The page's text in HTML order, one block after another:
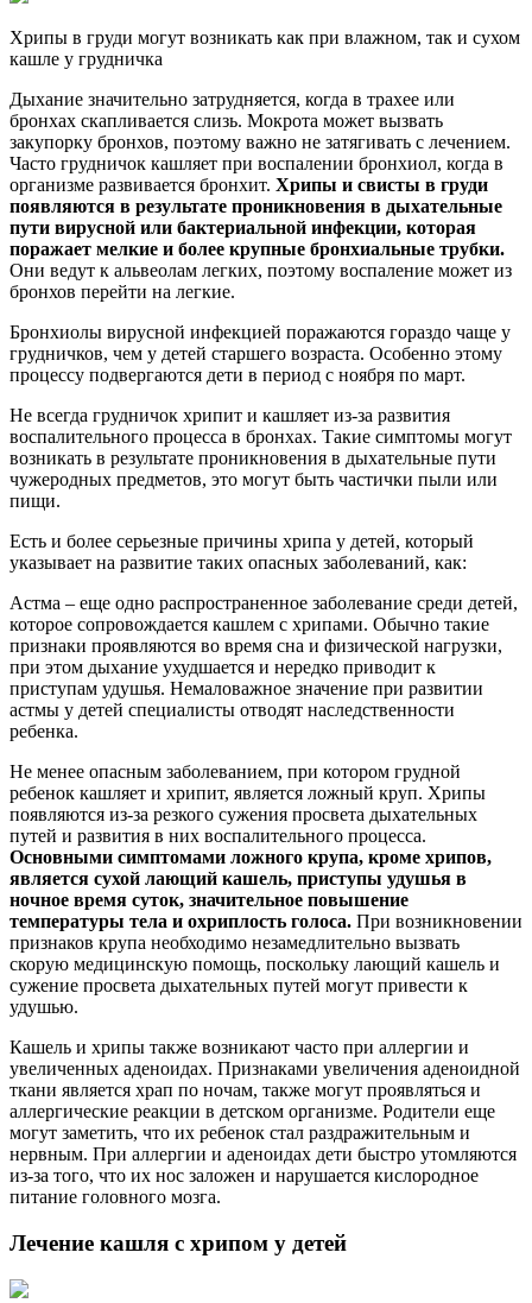
Хрипы в груди могут возникать как при влажном, так и сухом
кашле у грудничка
Дыхание значительно затрудняется, когда в трахее или
бронхах скапливается слизь. Мокрота может вызвать
закупорку бронхов, поэтому важно не затягивать с лечением.
Часто грудничок кашляет при воспалении бронхиол, когда в
организме развивается бронхит. Хрипы и свисты в груди
появляются в результате проникновения в дыхательные
пути вирусной или бактериальной инфекции, которая
поражает мелкие и более крупные бронхиальные трубки.
Они ведут к альвеолам легких, поэтому воспаление может из
бронхов перейти на легкие.
Бронхиолы вирусной инфекцией поражаются гораздо чаще у
грудничков, чем у детей старшего возраста. Особенно этому
процессу подвергаются дети в период с ноября по март.
Не всегда грудничок хрипит и кашляет из-за развития
воспалительного процесса в бронхах. Такие симптомы могут
возникать в результате проникновения в дыхательные пути
чужеродных предметов, это могут быть частички пыли или
пищи.
Есть и более серьезные причины хрипа у детей, который
указывает на развитие таких опасных заболеваний, как:
Астма – еще одно распространенное заболевание среди детей,
которое сопровождается кашлем с хрипами. Обычно такие
признаки проявляются во время сна и физической нагрузки,
при этом дыхание ухудшается и нередко приводит к
приступам удушья. Немаловажное значение при развитии
астмы у детей специалисты отводят наследственности
ребенка.
Не менее опасным заболеванием, при котором грудной
ребенок кашляет и хрипит, является ложный круп. Хрипы
появляются из-за резкого сужения просвета дыхательных
путей и развития в них воспалительного процесса.
Основными симптомами ложного крупа, кроме хрипов,
является сухой лающий кашель, приступы удушья в
ночное время суток, значительное повышение
температуры тела и охриплость голоса. При возникновении
признаков крупа необходимо незамедлительно вызвать
скорую медицинскую помощь, поскольку лающий кашель и
сужение просвета дыхательных путей могут привести к
удушью.
Кашель и хрипы также возникают часто при аллергии и
увеличенных аденоидах. Признаками увеличения аденоидной
ткани является храп по ночам, также могут проявляться и
аллергические реакции в детском организме. Родители еще
могут заметить, что их ребенок стал раздражительным и
нервным. При аллергии и аденоидах дети быстро утомляются
из-за того, что их нос заложен и нарушается кислородное
питание головного мозга.
Лечение кашля с хрипом у детей